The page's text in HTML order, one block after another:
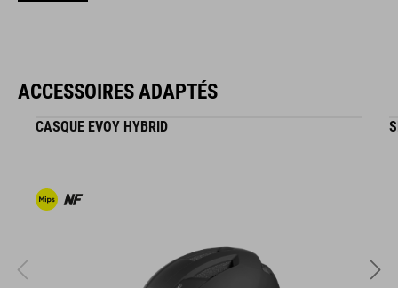
semelle intérieure NF Ergonomics
composé de caoutchouc A-TRACTION
zone des orteils renforcée
ACCESSOIRES ADAPTÉS
CASQUE EVOY HYBRID